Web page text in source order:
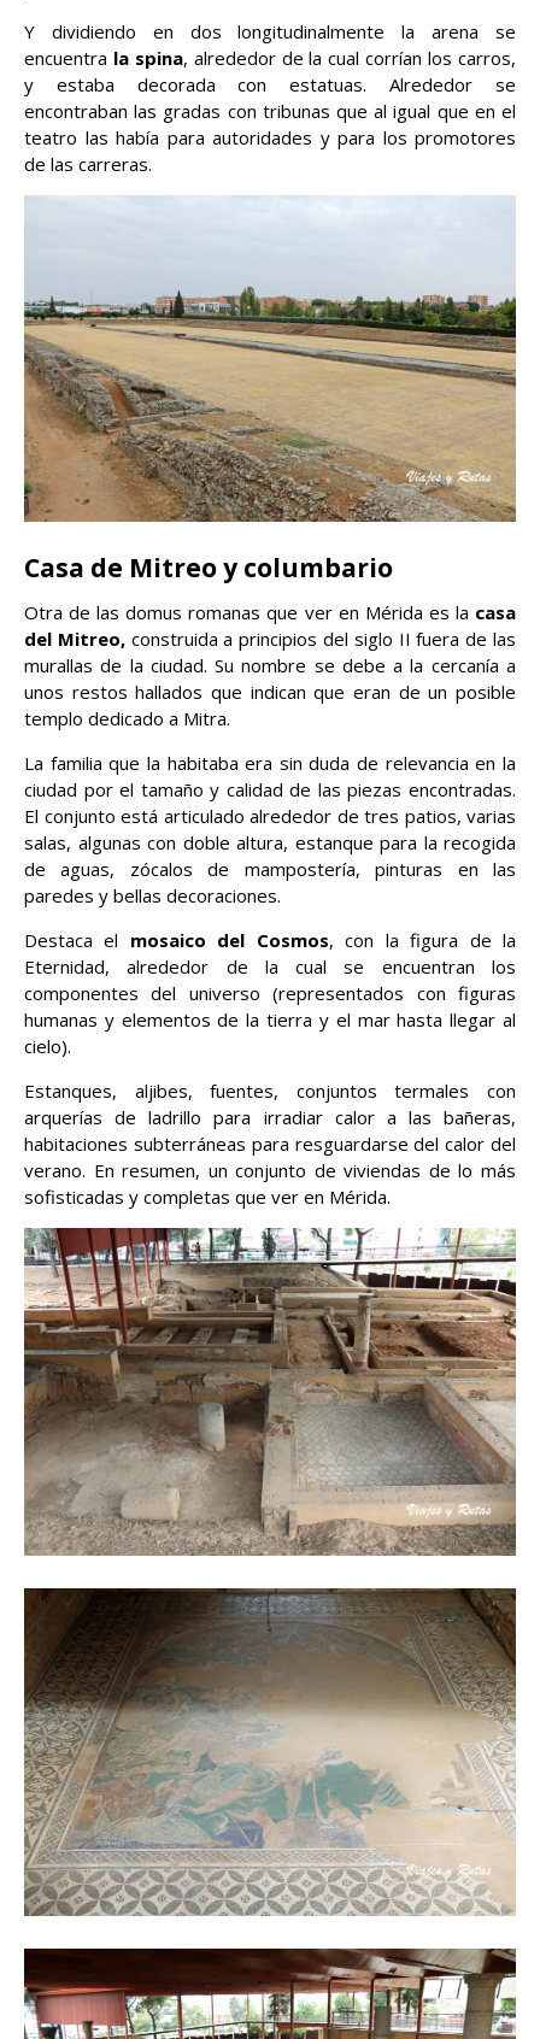
Y dividiendo en dos longitudinalmente la arena se
encuentra la spina, alrededor de la cual corrían los carros,
y estaba decorada con estatuas. Alrededor se
encontraban las gradas con tribunas que al igual que en el
teatro las había para autoridades y para los promotores
de las carreras.
Casa de Mitreo y columbario
Otra de las domus romanas que ver en Mérida es la casa
del Mitreo,construida a principios del siglo II fuera de las
murallas de la ciudad. Su nombre se debe a la cercanía a
unos restos hallados que indican que eran de un posible
templo dedicado a Mitra.
La familia que la habitaba era sin duda de relevancia en la
ciudad por el tamaño y calidad de las piezas encontradas.
El conjunto está articulado alrededor de tres patios, varias
salas, algunas con doble altura, estanque para la recogida
de aguas, zócalos de mampostería, pinturas en las
paredes y bellas decoraciones.
Destaca el mosaico del Cosmos, con la figura de la
Eternidad, alrededor de la cual se encuentran los
componentes del universo (representados con figuras
humanas y elementos de la tierra y el mar hasta llegar al
cielo).
Estanques, aljibes, fuentes, conjuntos termales con
arquerías de ladrillo para irradiar calor a las bañeras,
habitaciones subterráneas para resguardarse del calor del
verano. En resumen, un conjunto de viviendas de lo más
sofisticadas y completas que ver en Mérida.